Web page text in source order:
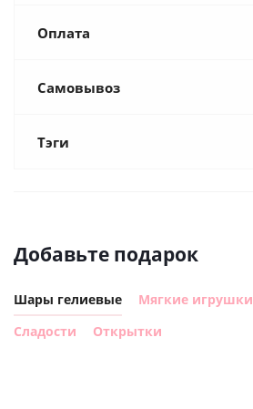
Оплата
Самовывоз
Тэги
Добавьте подарок
Шары гелиевые Мягкие игрушки
Сладости
Открытки